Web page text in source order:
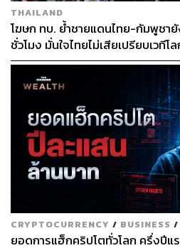
THAILAND
โฆษก ทบ. ย้ำชายแดนไทย-กัมพูชายั
ชั่วโมง มั่นใจไทยไม่เสียเปรียบเวที
รับรอง MOU43
CRYPTOCURRENCY / BUSINESS /
ยอดการแฮ็กคริปโตทั่วโลก ครึ่งปี